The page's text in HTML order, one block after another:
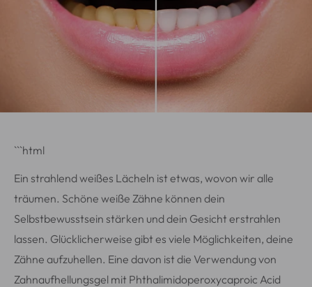
```html
Ein strahlend weißes Lächeln ist etwas, wovon wir alle
träumen. Schöne weiße Zähne können dein
Selbstbewusstsein stärken und dein Gesicht erstrahlen
lassen. Glücklicherweise gibt es viele Möglichkeiten, deine
Zähne aufzuhellen. Eine davon ist die Verwendung von
Zahnaufhellungsgel mit Phthalimidoperoxycaproic Acid